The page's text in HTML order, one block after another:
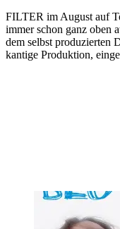
FILTER im August auf
immer schon ganz oben
dem selbst produzierten
kantige Produktion,